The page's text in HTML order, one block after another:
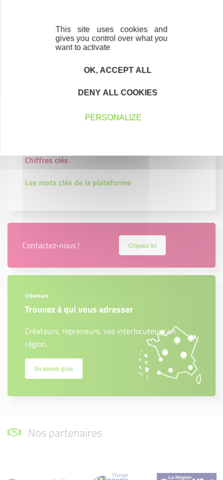
Initiative France après son passage en comité
d’agrément, pendant la durée du remboursement du
Initiative Ardennes
Chiffres clés
Les mots clés de la plateforme
Contactez-nous ! Cliquez ici
Créateurs
Trouvez à qui vous adresser
Créateurs, repreneurs, vos interlocuteurs en
région.
En savoir plus
Nos partenaires
This site uses cookies and
gives you control over what you
want to activate
OK, ACCEPT ALL
DENY ALL COOKIES
PERSONALIZE